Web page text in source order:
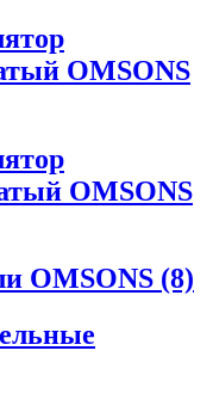
OMSONS
OMSONS
OMSONS (8)